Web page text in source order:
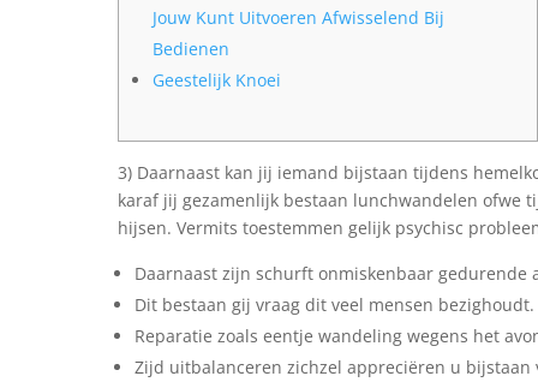
Jouw Kunt Uitvoeren Afwisselend Bij
Bedienen
Geestelijk Knoei
3) Daarnaast kan jij iemand bijstaan tijdens
karaf jij gezamenlijk bestaan lunchwandelen ofwe
hijsen. Vermits toestemmen gelijk psychisc
Daarnaast zijn schurft onmiskenbaar gedurende
Dit bestaan gij vraag dit veel mensen bezighoudt.
Reparatie zoals eentje wandeling wegens het
Zijd uitbalanceren zichzel appreciëren u